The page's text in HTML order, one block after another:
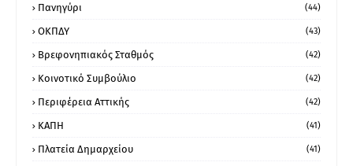
Πανηγύρι (44)
ΟΚΠΔΥ (43)
Βρεφονηπιακός Σταθμός (42)
Κοινοτικό Συμβούλιο (42)
Περιφέρεια Αττικής (42)
ΚΑΠΗ (41)
Πλατεία Δημαρχείου (41)